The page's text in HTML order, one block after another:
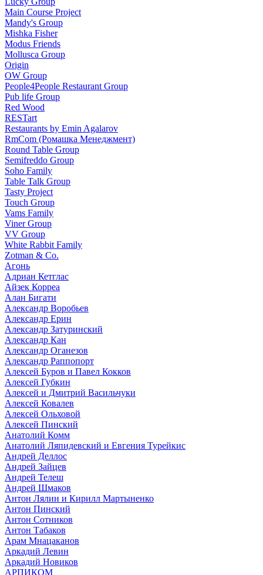
Main Course Project
Mandy's Group
Mishka Fisher
Modus Friends
Mollusca Group
Origin
OW Group
People4People Restaurant Group
Pub life Group
Red Wood
RESTart
Restaurants by Emin Agalarov
RmCom (Ромашка Менеджмент)
Round Table Group
Semifreddo Group
Soho Family
Table Talk Group
Tasty Project
Touch Group
Vams Family
Viner Group
VV Group
White Rabbit Family
Zotman & Co.
Агонь
Адриан Кетглас
Айзек Корреа
Алан Бигати
Александр Воробьев
Александр Ерин
Александр Затуринский
Александр Кан
Александр Оганезов
Александр Раппопорт
Алексей Буров и Павел Кокков
Алексей Губкин
Алексей и Дмитрий Васильчуки
Алексей Ковалев
Алексей Ольховой
Алексей Пинский
Анатолий Комм
Анатолий Ляпидевский и Евгения Турейкис
Андрей Деллос
Андрей Зайцев
Андрей Телеш
Андрей Шмаков
Антон Лялин и Кирилл Мартыненко
Антон Пинский
Антон Сотников
Антон Табаков
Арам Мнацаканов
Аркадий Левин
Аркадий Новиков
АРПИКОМ